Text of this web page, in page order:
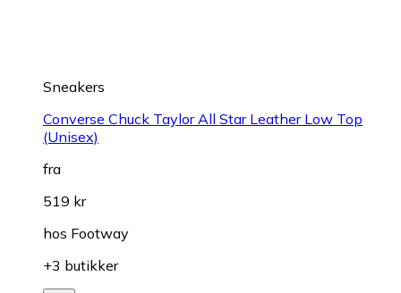
Sneakers
Converse Chuck Taylor All Star Leather Low Top
(Unisex)
fra
519 kr
hos Footway
+3 butikker